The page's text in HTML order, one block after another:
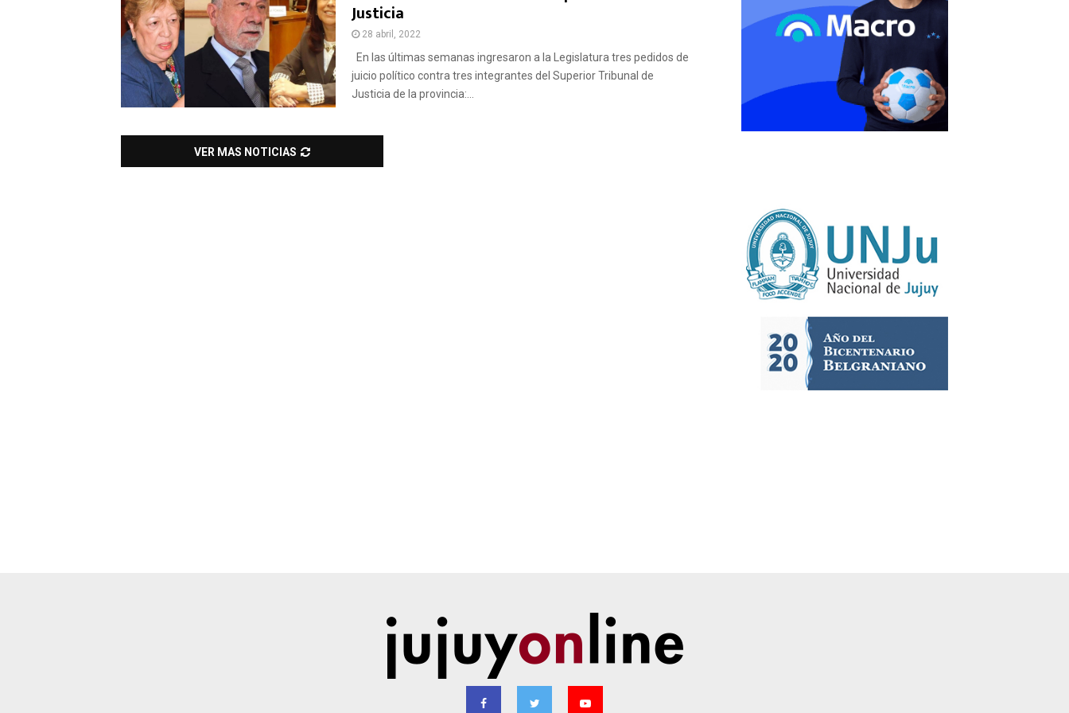
Justicia
28 abril, 2022
En las últimas semanas ingresaron a la Legislatura tres pedidos de
juicio político contra tres integrantes del Superior Tribunal de
Justicia de la provincia:...
VER MAS NOTICIAS